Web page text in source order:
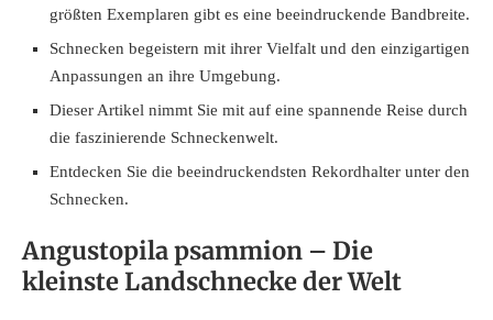
größten Exemplaren gibt es eine beeindruckende Bandbreite.
Schnecken begeistern mit ihrer Vielfalt und den einzigartigen
Anpassungen an ihre Umgebung.
Dieser Artikel nimmt Sie mit auf eine spannende Reise durch
die faszinierende Schneckenwelt.
Entdecken Sie die beeindruckendsten Rekordhalter unter den
Schnecken.
Angustopila psammion – Die
kleinste Landschnecke der Welt